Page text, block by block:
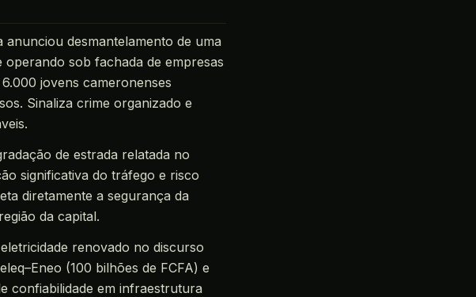
anunciou desmantelamento de uma
sob fachada de empresas
jovens cameronenses
Sinaliza crime organizado e
de estrada relatada no
significativa do tráfego e risco
diretamente a segurança da
da capital.
renovado no discurso
(100 bilhões de FCFA) e
confiabilidade em infraestrutura